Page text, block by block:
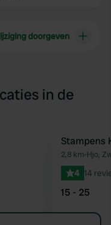
doorgeven
in de
Favoriet
Stampens
2,8 km•Hjo,
4 14
15 - 25